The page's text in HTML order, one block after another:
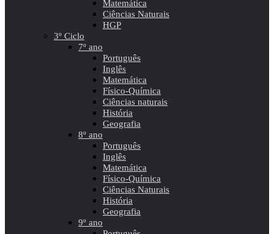
Matemática
Ciências Naturais
HGP
3º Ciclo
7º ano
Português
Inglês
Matemática
Físico-Química
Ciências naturais
História
Geografia
8º ano
Português
Inglês
Matemática
Físico-Química
Ciências Naturais
História
Geografia
9º ano